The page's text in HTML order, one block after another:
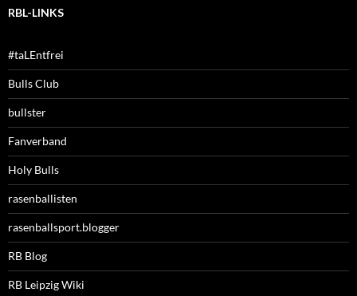
RBL-LINKS
#taLEntfrei
Bulls Club
bullster
Fanverband
Holy Bulls
rasenballisten
rasenballsport.blogger
RB Blog
RB Leipzig Wiki